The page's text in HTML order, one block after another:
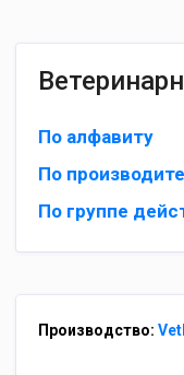
По алфавиту
По
По группе
Производство: